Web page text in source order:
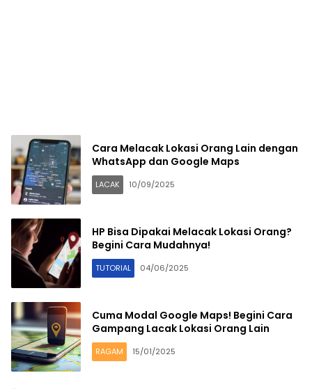
Cara Melacak Lokasi Orang Lain dengan
WhatsApp dan Google Maps
LACAK 10/09/2025
HP Bisa Dipakai Melacak Lokasi Orang?
Begini Cara Mudahnya!
TUTORIAL 04/06/2025
Cuma Modal Google Maps! Begini Cara
Gampang Lacak Lokasi Orang Lain
RAGAM 15/01/2025